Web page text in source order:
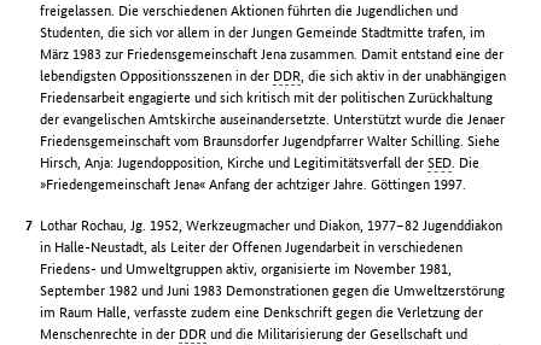
freigelassen. Die verschiedenen Aktionen führten die Jugendlichen und
Studenten, die sich vor allem in der Jungen Gemeinde Stadtmitte trafen, im
März 1983 zur Friedensgemeinschaft Jena zusammen. Damit entstand eine der
lebendigsten Oppositionsszenen in der DDR, die sich aktiv in der unabhängigen
Friedensarbeit engagierte und sich kritisch mit der politischen Zurückhaltung
der evangelischen Amtskirche auseinandersetzte. Unterstützt wurde die Jenaer
Friedensgemeinschaft vom Braunsdorfer Jugendpfarrer Walter Schilling. Siehe
Hirsch, Anja: Jugendopposition, Kirche und Legitimitätsverfall derSED. Die
»Friedengemeinschaft Jena« Anfang der achtziger Jahre. Göttingen 1997.
Lothar Rochau, Jg. 1952, Werkzeugmacher und Diakon, 1977–82 Jugenddiakon
in Halle-Neustadt, als Leiter der Offenen Jugendarbeit in verschiedenen
Friedens- und Umweltgruppen aktiv, organisierte im November 1981,
September 1982 und Juni 1983 Demonstrationen gegen die Umweltzerstörung
im Raum Halle, verfasste zudem eine Denkschrift gegen die Verletzung der
Menschenrechte in der DDR und die Militarisierung der Gesellschaft und